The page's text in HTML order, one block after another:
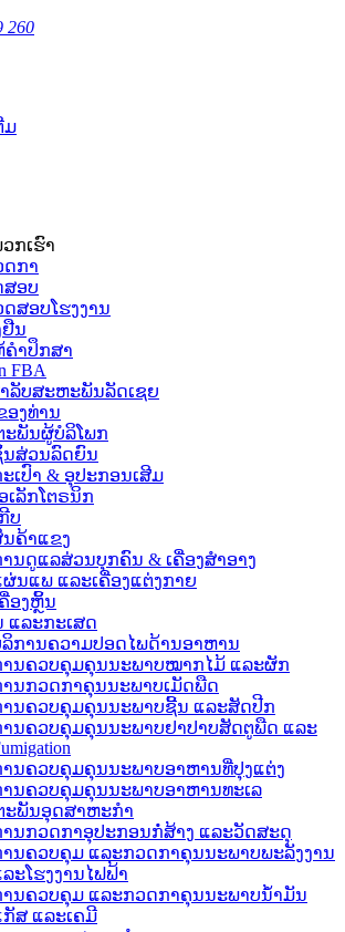
260
ກເຮົາ
ດກາ
ສອບ
ສອບໂຮງງານ
ຢືນ
ຄໍາປຶກສາ
FBA
າລັບສະຫະພັນລັດເຊຍ
ງ​ທ່ານ​
ະພັນຜູ້ບໍລິໂພກ
ນສ່ວນລົດຍົນ
ເປົາ & ອຸປະກອນເສີມ
ເລັກໂຕຣນິກ
ບ
ຄ້າແຂງ
ານດູແລສ່ວນບຸກຄົນ & ເຄື່ອງສໍາອາງ
ຜ່ນແພ ແລະເຄື່ອງແຕ່ງກາຍ
ອງຫຼິ້ນ
ແລະກະເສດ
ການຄວາມປອດໄພດ້ານອາຫານ
ານຄວບຄຸມຄຸນນະພາບໝາກໄມ້ ແລະຜັກ
ານກວດກາຄຸນນະພາບເມັດພືດ
ານຄວບຄຸມຄຸນນະພາບຊີ້ນ ແລະສັດປີກ
ານຄວບຄຸມຄຸນນະພາບຢາປາບສັດຕູພືດ ແລະ
ານຄວບຄຸມຄຸນນະພາບອາຫານທີ່ປຸງແຕ່ງ
ານຄວບຄຸມຄຸນນະພາບອາຫານທະເລ
ະພັນອຸດສາຫະກໍາ
ານກວດກາອຸປະກອນກໍ່ສ້າງ ແລະວັດສະດຸ
ານຄວບຄຸມ ແລະກວດກາຄຸນນະພາບພະລັງງານ
ະໂຮງງານໄຟຟ້າ
ານຄວບຄຸມ ແລະກວດກາຄຸນນະພາບນ້ຳມັນ
ກັສ ແລະເຄມີ